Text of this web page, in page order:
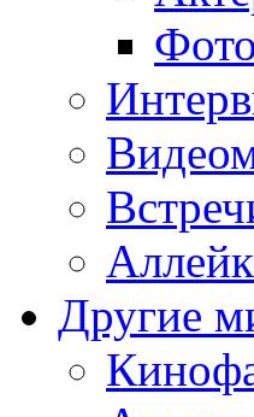
Другие